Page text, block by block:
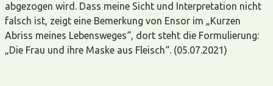
abgezogen wird. Dass meine Sicht und Interpretation nicht
falsch ist, zeigt eine Bemerkung von Ensor im „Kurzen
Abriss meines Lebensweges“, dort steht die Formulierung:
„Die Frau und ihre Maske aus Fleisch“. (05.07.2021)